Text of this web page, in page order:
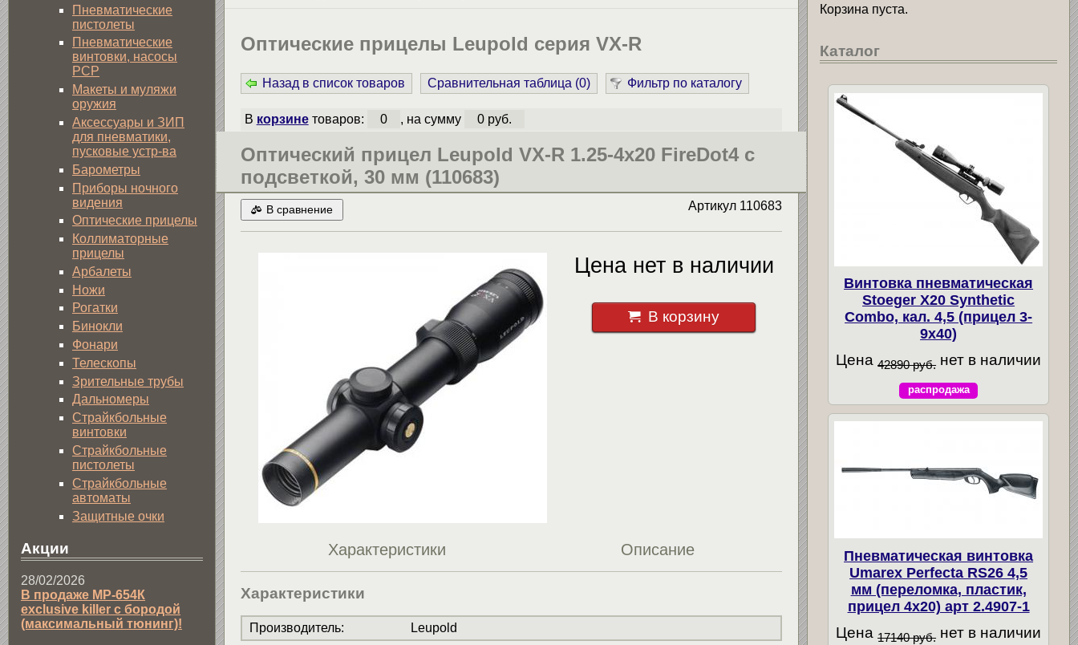
Оптические прицелы Leupold серия VX-R
Назад в список товаров Сравнительная таблица (0) Фильтр по каталогу
В корзинетоваров: 0 , на сумму 0 руб.
Оптический прицел Leupold VX-R 1.25-4x20 FireDot4 c
подсветкой, 30 мм (110683)
В сравнение Артикул 110683
Цена нет в наличии
В корзину
Характеристики Описание
Характеристики
Производитель: Leupold
Пнев­ма­ти­чес­кие
пистолеты
Пневматические
винтовки, насосы
PCP
Макеты и муляжи
оружия
Аксессуары и ЗИП
для пневматики,
пусковые устр-ва
Барометры
Приборы ночного
видения
Оптические прицелы
Коллиматорные
прицелы
Арбалеты
Ножи
Рогатки
Бинокли
Фонари
Телескопы
Зрительные трубы
Дальномеры
Страйкбольные
винтовки
Страйкбольные
пистолеты
Страйкбольные
автоматы
Защитные очки
Акции
28/02/2026
В продаже МР-654К
exclusive killer с бородой
(максимальный тюнинг)!
Корзина пуста.
Каталог
Винтовка пневматическая
Stoeger X20 Synthetic
Combo, кал. 4,5 (прицел 3-
9х40)
Цена 42890 руб. нет в наличии
распродажа
Пневматическая винтовка
Umarex Perfecta RS26 4,5
мм (переломка, пластик,
прицел 4x20) арт 2.4907-1
Цена 17140 руб. нет в наличии